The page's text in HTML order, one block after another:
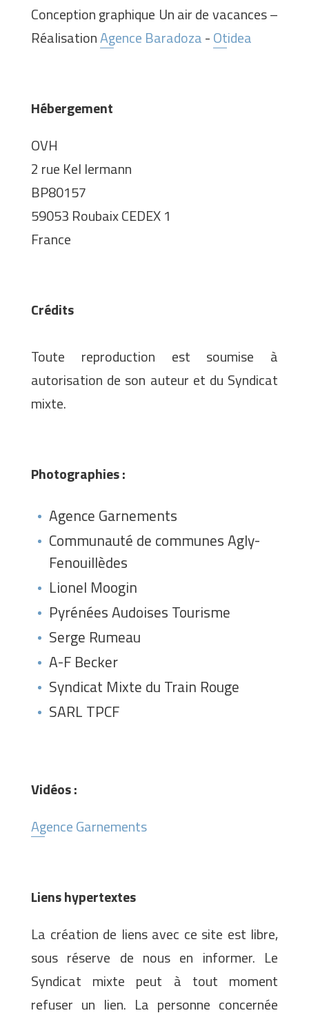
Conception graphique Un air de vacances –
RéalisationAgence Baradoza-Otidea
Hébergement
OVH
2 rue Kel lermann
BP80157
59053 Roubaix CEDEX 1
France
Crédits
Toute reproduction est soumise à
autorisation de son auteur et du Syndicat
mixte.
Photographies :
Agence Garnements
Communauté de communes Agly-
Fenouillèdes
Lionel Moogin
Pyrénées Audoises Tourisme
Serge Rumeau
A-F Becker
Syndicat Mixte du Train Rouge
SARL TPCF
Vidéos :
Agence Garnements
Liens hypertextes
La création de liens avec ce site est libre,
sous réserve de nous en informer. Le
Syndicat mixte peut à tout moment
refuser un lien. La personne concernée